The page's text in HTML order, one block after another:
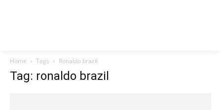
Home Tags Ronaldo brazil
Tag: ronaldo brazil